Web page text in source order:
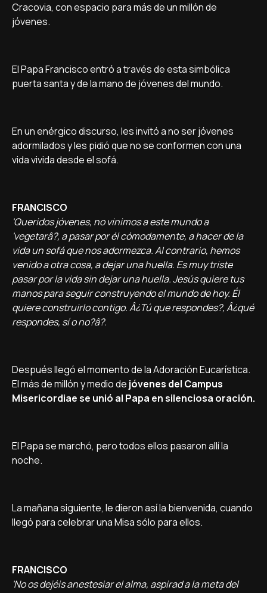
Cracovia, con espacio para más de un millón de
jóvenes.
El Papa Francisco entró a través de esta simbólica
puerta santa y de la mano de jóvenes del mundo.
En un enérgico discurso, les invitó a no ser jóvenes
adormilados y les pidió que no se conformen con una
vida vivida desde el sofá.
FRANCISCO
'Queridos jóvenes, no vinimos a este mundo a
'vegetarâ?, a pasar por él cómodamente, a hacer de la
vida un sofá que nos adormezca. Al contrario, hemos
venido a otra cosa, a dejar una huella. Es muy triste
pasar por la vida sin dejar una huella. Jesús quiere tus
manos para seguir construyendo el mundo de hoy. Él
quiere construirlo contigo. Â¿Tú que respondes?, Â¿qué
respondes, sí­ o no?â?.
Después llegó el momento de la Adoración Eucarí­stica.
El más de millón y medio de jóvenes del Campus
Misericordiae se unió al Papa en silenciosa oración.
El Papa se marchó, pero todos ellos pasaron allí­ la
noche.
La mañana siguiente, le dieron así­ la bienvenida, cuando
llegó para celebrar una Misa sólo para ellos.
FRANCISCO
'No os dejéis anestesiar el alma, aspirad a la meta del